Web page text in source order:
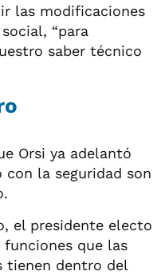
las modificaciones
“para
saber técnico
Orsi ya adelantó
la seguridad son
el presidente electo
que las
tienen dentro del